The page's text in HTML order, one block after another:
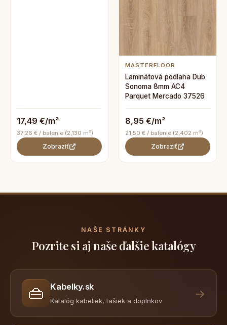
17,49 €/m²
37,26 € / balenie (2,130 m²)
Zobraziť
MASTERFLOOR
Laminátová podlaha Dub
Sonoma 8mm AC4
Parquet Mercado 37526
8,95 €/m²
21,50 € / balenie (2,402 m²)
Zobraziť
NAŠE STRÁNKY
Pozrite si aj naše ďalšie katalógy
👜 Kabelky.sk
Katalóg kabeliek, tašiek a doplnkov
→